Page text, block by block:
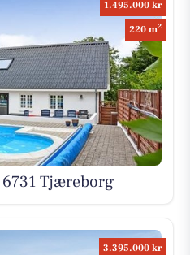
1.495.000 kr
220 m2
Tjæreborg
3.395.000 kr